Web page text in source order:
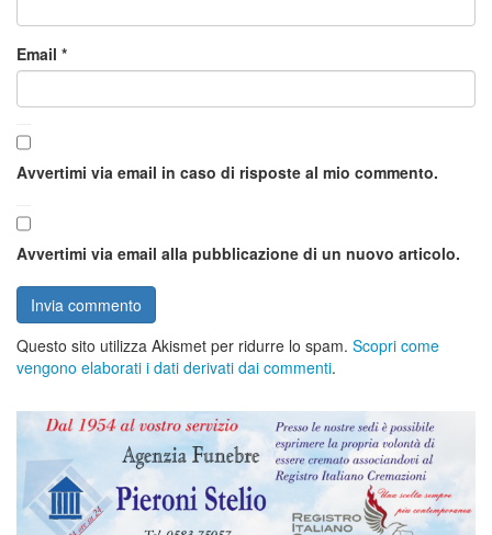
Email *
Avvertimi via email in caso di risposte al mio commento.
Avvertimi via email alla pubblicazione di un nuovo articolo.
Questo sito utilizza Akismet per ridurre lo spam. Scopri come
vengono elaborati i dati derivati dai commenti.